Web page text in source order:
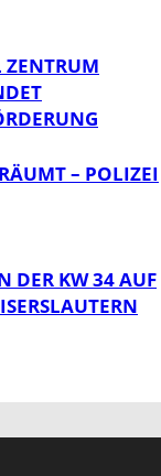
– POLIZEI
DER KW 34 AUF